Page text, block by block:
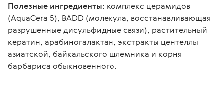
Полезные ингредиенты: комплекс церамидов
(AquaCera 5), BADD (молекула, восстанавливающая
разрушенные дисульфидные связи), растительный
кератин, арабиногалактан, экстракты центеллы
азиатской, байкальского шлемника и корня
барбариса обыкновенного.